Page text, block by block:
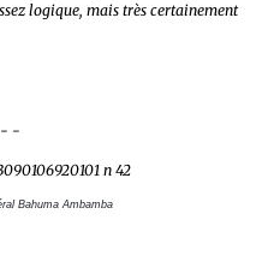
logique, mais très certainement
-
Bahuma Ambamba